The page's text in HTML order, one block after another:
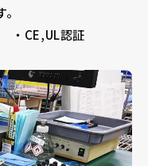
・CE,UL認証